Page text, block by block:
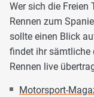
Wer sich die
Rennen zum
sollte einen Blick
findet ihr sämtliche
Rennen live
Motorsport-